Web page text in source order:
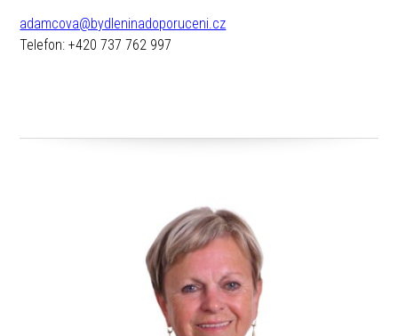
adamcova@bydleninadoporuceni.cz
Telefon: +420 737 762 997